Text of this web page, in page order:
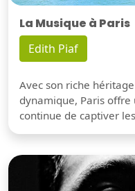
La Musique à Paris
Edith Piaf
Avec son riche
dynamique, Paris
continue de captiver